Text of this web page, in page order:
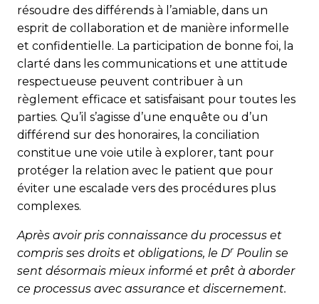
résoudre des différends à l’amiable, dans un
esprit de collaboration et de manière informelle
et confidentielle. La participation de bonne foi, la
clarté dans les communications et une attitude
respectueuse peuvent contribuer à un
règlement efficace et satisfaisant pour toutes les
parties. Qu’il s’agisse d’une enquête ou d’un
différend sur des honoraires, la conciliation
constitue une voie utile à explorer, tant pour
protéger la relation avec le patient que pour
éviter une escalade vers des procédures plus
complexes.
Après avoir pris connaissance du processus et
compris ses droits et obligations, le Dr Poulin se
sent désormais mieux informé et prêt à aborder
ce processus avec assurance et discernement.